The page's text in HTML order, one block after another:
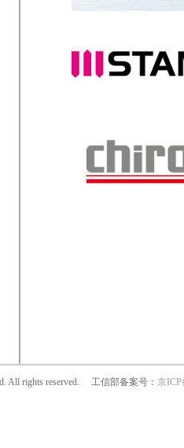
All rights reserved. 工信部备案号： 京ICP